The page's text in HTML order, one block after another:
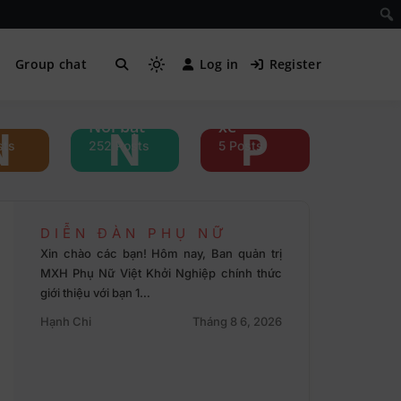
Group chat Log in Register
N
Nổi bật
252 Posts P
xe
5 Posts
DIỄN ĐÀN PHỤ NỮ
Xin chào các bạn! Hôm nay, Ban quản trị
MXH Phụ Nữ Việt Khởi Nghiệp chính thức
giới thiệu với bạn 1…
Hạnh Chi
Tháng 8 6, 2026